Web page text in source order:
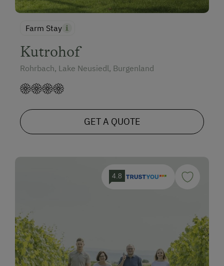
Farm Stay
Kutrohof
Rohrbach, Lake Neusiedl, Burgenland
GET A QUOTE
4.8